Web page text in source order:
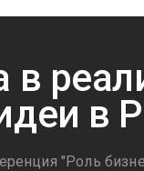
в
в
"Роль